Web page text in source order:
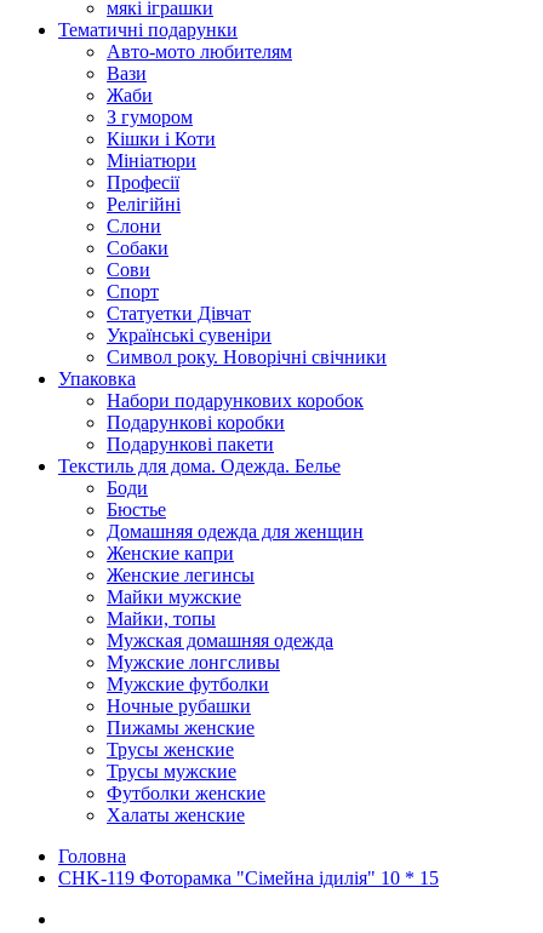
мякі іграшки
Тематичні подарунки
Авто-мото любителям
Вази
Жаби
З гумором
Кішки і Коти
Мініатюри
Професії
Релігійні
Слони
Собаки
Сови
Спорт
Статуетки Дівчат
Українські сувеніри
Символ року. Новорічні свічники
Упаковка
Набори подарункових коробок
Подарункові коробки
Подарункові пакети
Текстиль для дома. Одежда. Белье
Боди
Бюстье
Домашняя одежда для женщин
Женские капри
Женские легинсы
Майки мужские
Майки, топы
Мужская домашняя одежда
Мужские лонгсливы
Мужские футболки
Ночные рубашки
Пижамы женские
Трусы женские
Трусы мужские
Футболки женские
Халаты женские
Головна
CHK-119 Фоторамка "Сімейна ідилія" 10 * 15